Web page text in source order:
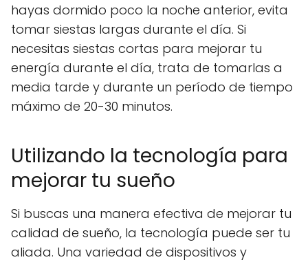
hayas dormido poco la noche anterior, evita
tomar siestas largas durante el día. Si
necesitas siestas cortas para mejorar tu
energía durante el día, trata de tomarlas a
media tarde y durante un período de tiempo
máximo de 20-30 minutos.
Utilizando la tecnología para
mejorar tu sueño
Si buscas una manera efectiva de mejorar tu
calidad de sueño, la tecnología puede ser tu
aliada. Una variedad de dispositivos y